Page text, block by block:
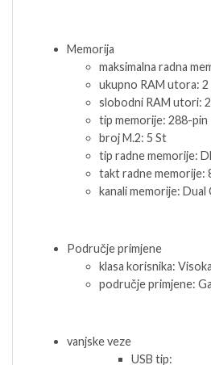
Memorija
maksimalna radna
ukupno RAM utora: 2
slobodni RAM utori:
tip memorije: 288-pin
broj M.2: 5 St
tip radne memorije:
takt radne memorije:
kanali memorije: Dual
Područje primjene
klasa korisnika:
područje primjene:
vanjske veze
USB tip: